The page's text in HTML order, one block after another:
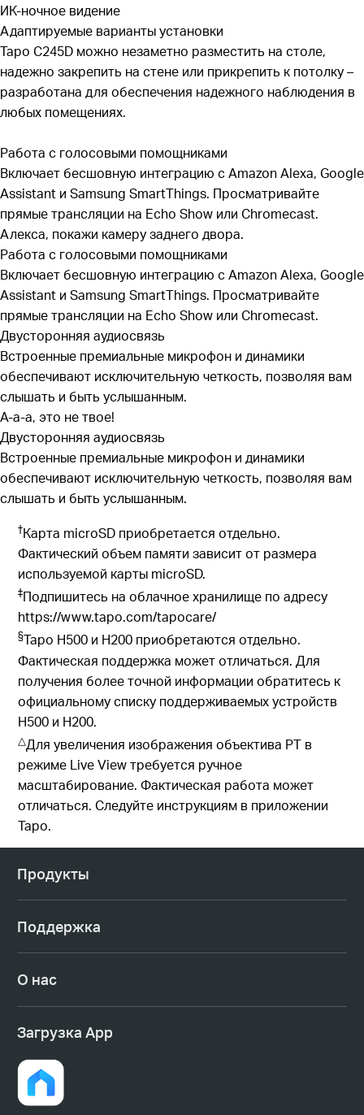
ИК-ночное видение
Адаптируемые варианты установки
Tapo C245D можно незаметно разместить на столе,
надежно закрепить на стене или прикрепить к потолку –
разработана для обеспечения надежного наблюдения в
любых помещениях.
Работа с голосовыми помощниками
Включает бесшовную интеграцию с Amazon Alexa, Google
Assistant и Samsung SmartThings. Просматривайте
прямые трансляции на Echo Show или Chromecast.
Алекса, покажи камеру заднего двора.
Работа с голосовыми помощниками
Включает бесшовную интеграцию с Amazon Alexa, Google
Assistant и Samsung SmartThings. Просматривайте
прямые трансляции на Echo Show или Chromecast.
Двусторонняя аудиосвязь
Встроенные премиальные микрофон и динамики
обеспечивают исключительную четкость, позволяя вам
слышать и быть услышанным.
А-а-а, это не твое!
Двусторонняя аудиосвязь
Встроенные премиальные микрофон и динамики
обеспечивают исключительную четкость, позволяя вам
слышать и быть услышанным.
†Карта microSD приобретается отдельно.
Фактический объем памяти зависит от размера
используемой карты microSD.
‡Подпишитесь на облачное хранилище по адресу
https://www.tapo.com/tapocare/
§Tapo H500 и H200 приобретаются отдельно.
Фактическая поддержка может отличаться. Для
получения более точной информации обратитесь к
официальному списку поддерживаемых устройств
H500 и H200.
△Для увеличения изображения объектива PT в
режиме Live View требуется ручное
масштабирование. Фактическая работа может
отличаться. Следуйте инструкциям в приложении
Tapo.
Продукты
Поддержка
О нас
Загрузка App